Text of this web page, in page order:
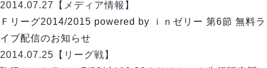
個人ランキング｜第2PK
メットライフ生命Ｆ２リーグ
ペスカドーラ町田
湘南ベルマーレ
ボアルース長野
名古屋オーシャンズ
リーグ概要
過去の記録 ARCHIVE
2014.07.27
【メディア情報】
Ｆリーグ2014/2015 powered by ｉｎゼリー 第6節 無料ラ
イブ配信のお知らせ
2014.07.25 【リーグ戦】